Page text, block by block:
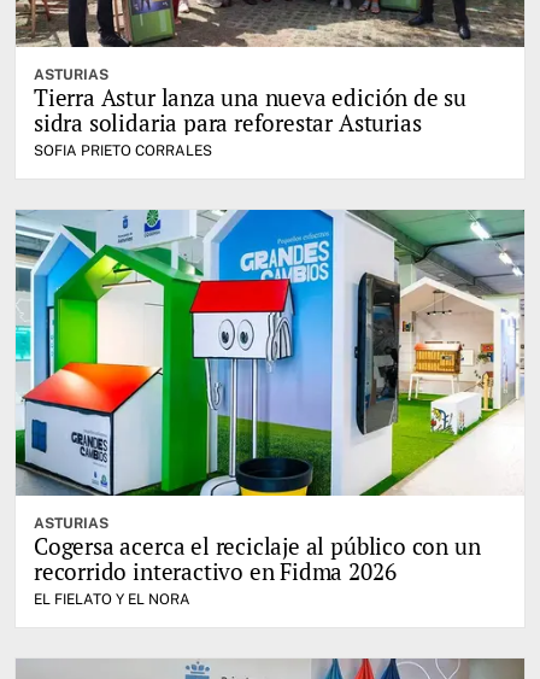
ASTURIAS
Tierra Astur lanza una nueva edición de su
sidra solidaria para reforestar Asturias
SOFIA PRIETO CORRALES
ASTURIAS
Cogersa acerca el reciclaje al público con un
recorrido interactivo en Fidma 2026
EL FIELATO Y EL NORA